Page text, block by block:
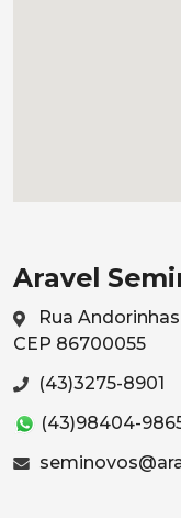
Aravel
Rua
CEP 86700055
(43)3275-8901
(43)98404-